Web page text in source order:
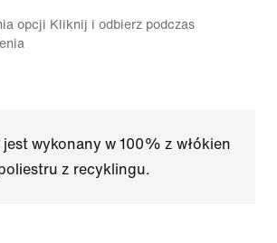
opcji Kliknij i odbierz podczas
wykonany w 100% z włókien
z recyklingu.